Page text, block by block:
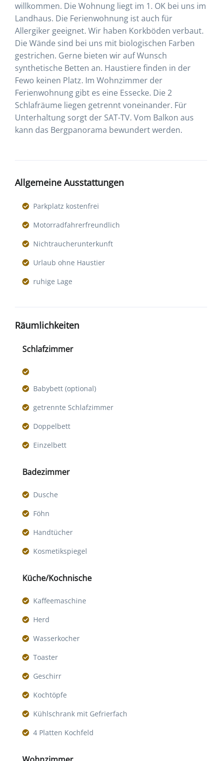
willkommen. Die Wohnung liegt im 1. OK bei uns im
Landhaus. Die Ferienwohnung ist auch für
Allergiker geeignet. Wir haben Korkböden verbaut.
Die Wände sind bei uns mit biologischen Farben
gestrichen. Gerne bieten wir auf Wunsch
synthetische Betten an. Haustiere finden in der
Fewo keinen Platz. Im Wohnzimmer der
Ferienwohnung gibt es eine Essecke. Die 2
Schlafräume liegen getrennt voneinander. Für
Unterhaltung sorgt der SAT-TV. Vom Balkon aus
kann das Bergpanorama bewundert werden.
Allgemeine Ausstattungen
Parkplatz kostenfrei
Motorradfahrerfreundlich
Nichtraucherunterkunft
Urlaub ohne Haustier
ruhige Lage
Räumlichkeiten
Schlafzimmer
Babybett (optional)
getrennte Schlafzimmer
Doppelbett
Einzelbett
Badezimmer
Dusche
Föhn
Handtücher
Kosmetikspiegel
Küche/Kochnische
Kaffeemaschine
Herd
Wasserkocher
Toaster
Geschirr
Kochtöpfe
Kühlschrank mit Gefrierfach
4 Platten Kochfeld